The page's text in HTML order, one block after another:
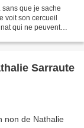
sans que je sache
voit son cercueil
qui ne peuvent
Sarraute